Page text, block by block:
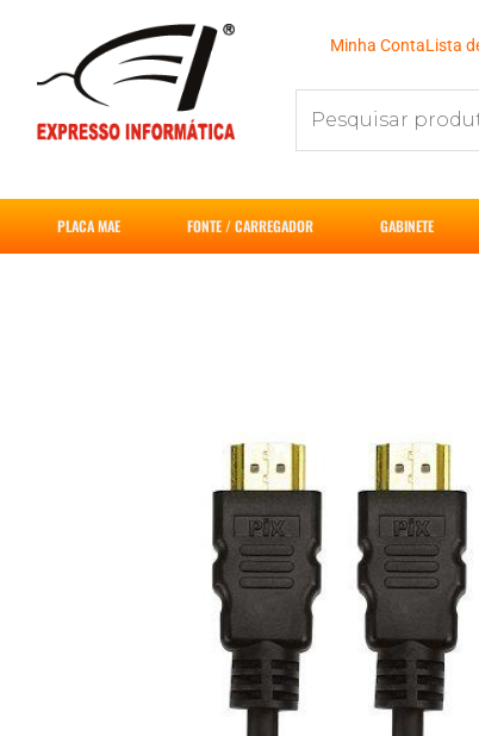
conteúdo
Minha ContaLista
por:
PLACA MAE FONTE / CARREGADOR GABINETE